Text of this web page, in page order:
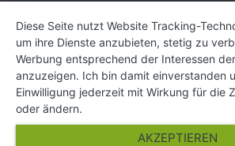
KONTAKT
Impressum
Hilfe und Kontakt
Partner
Presse
Über Uns
Diese Seite nutzt Website Tracking-
um ihre Dienste anzubieten, stetig zu
Werbung entsprechend der Interessen
anzuzeigen. Ich bin damit einverstanden
Einwilligung jederzeit mit Wirkung für die
oder ändern.
AKZEPTIEREN